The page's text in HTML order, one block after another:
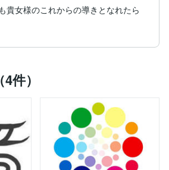
貴女様のこれからの導きとなれたら
件）